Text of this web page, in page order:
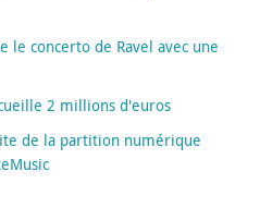
le concerto de Ravel avec une
2 millions d'euros
de la partition numérique